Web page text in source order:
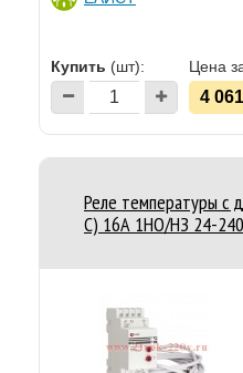
Купить (шт): Цена
4
Реле температуры с
С) 16А 1НО/НЗ 24-